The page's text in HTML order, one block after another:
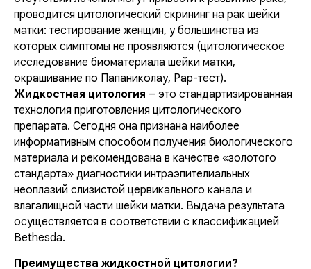
проводится цитологический скрининг на рак шейки
матки: тестирование женщин, у большинства из
которых симптомы не проявляются (цитологическое
исследование биоматериала шейки матки,
окрашивание по Папаниколау, Рар-тест).
Жидкостная цитология – это стандартизированная
технология приготовления цитологического
препарата. Сегодня она признана наиболее
информативным способом получения биологического
материала и рекомендована в качестве «золотого
стандарта» диагностики интраэпителиальных
неоплазий слизистой цервикального канала и
влагалищной части шейки матки. Выдача результата
осуществляется в соответствии с классификацией
Bethesda.
Преимущества жидкостной цитологии?